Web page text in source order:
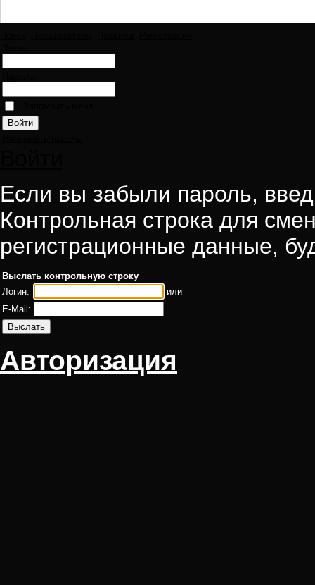
Если вы забыли пароль,
Контрольная строка для
регистрационные данные,
Выслать контрольную строку
Логин:
или
E-Mail:
Авторизация